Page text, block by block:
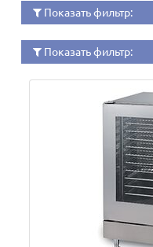
Показать фильтр:
Показать фильтр: